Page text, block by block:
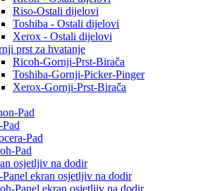
Riso-Ostali dijelovi
Toshiba - Ostali dijelovi
Xerox - Ostali dijelovi
prst za hvatanje
Ricoh-Gornji-Prst-Birača
Toshiba-Gornji-Picker-Pinger
Xerox-Gornji-Prst-Birača
Pad
Pad
Pad
osjetljiv na dodir
ekran osjetljiv na dodir
Panel ekran osjetljiv na dodir